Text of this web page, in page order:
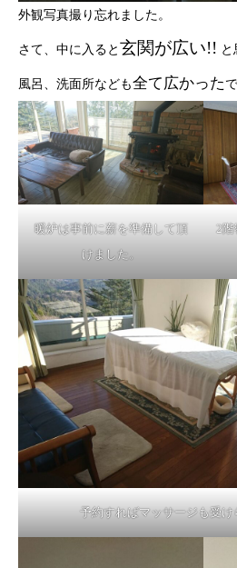
外観写真撮り忘れました。
さて、中に入ると 玄関が広い!!
風呂、洗面所なども全て広かった
暖炉は事前に薪を準備して頂
けました。
2階
予約すればマッサージも受け